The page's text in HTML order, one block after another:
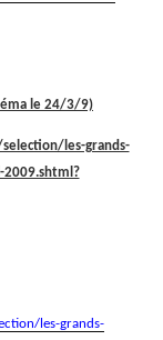
le 24/3/9)
les-grands-
2009.shtml?
les-grands-